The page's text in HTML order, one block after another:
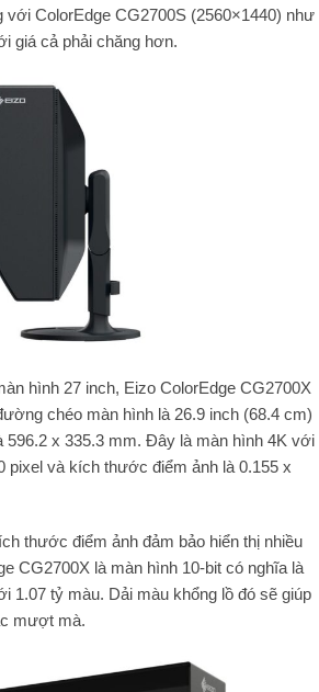
với ColorEdge CG2700S (2560×1440) như
giá cả phải chăng hơn.
hình 27 inch, Eizo ColorEdge CG2700X
chéo màn hình là 26.9 inch (68.4 cm)
596.2 x 335.3 mm. Đây là màn hình 4K với
pixel và kích thước điểm ảnh là 0.155 x
thước điểm ảnh đảm bảo hiển thị nhiều
CG2700X là màn hình 10-bit có nghĩa là
1.07 tỷ màu. Dải màu khổng lồ đó sẽ giúp
mượt mà.